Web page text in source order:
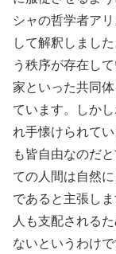
シャの哲学者ア
して解釈しまし
う秩序が存在し
家といった共同
ています。しか
れ手懐けられて
も皆自由なのだ
ての人間は自然
であると主張し
人も支配される
ないというわけ